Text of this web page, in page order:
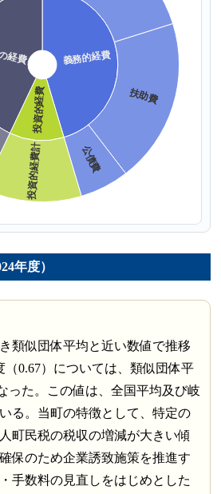
年度）
類似団体平均と近い数値で推移
（0.67）については、類似団体平
った。この値は、全国平均及び岐
る。当町の特徴として、特定の
町民税の税収の増減が大きい傾
保のため企業誘致施策を推進す
手数料の見直しをはじめとした